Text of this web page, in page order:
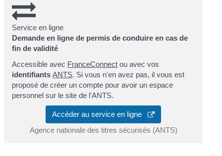
Service en ligne
Demande en ligne de permis de conduire en cas de
fin de validité
Accessible avec FranceConnect ou avec vos
identifiantsANTS. Si vous n'en avez pas, il vous est
proposé de créer un compte pour avoir un espace
personnel sur le site de l'ANTS.
Accéder au service en ligne
Agence nationale des titres sécurisés (ANTS)